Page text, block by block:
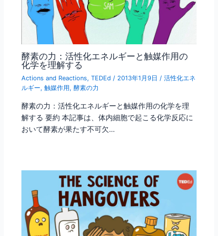
酵素の力：活性化エネルギーと触媒作用の
化学を理解する
Actions and Reactions,TEDEd / 2013年1月9日/活性化エネ
ルギー,触媒作用 ,酵素の力
酵素の力：活性化エネルギーと触媒作用の化学を理
解する 要約 本記事は、体内細胞で起こる化学反応に
おいて酵素が果たす不可欠…